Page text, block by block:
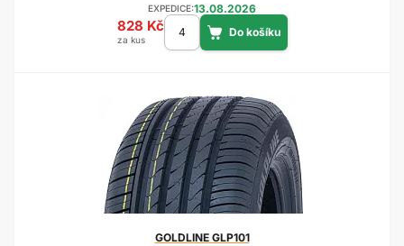
EXPEDICE:13.08.2026
828 Kč
za kus
GOLDLINEGLP101